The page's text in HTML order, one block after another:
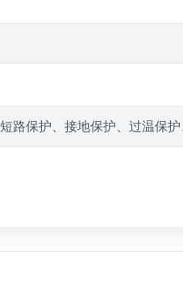
路保护、接地保护、过温保